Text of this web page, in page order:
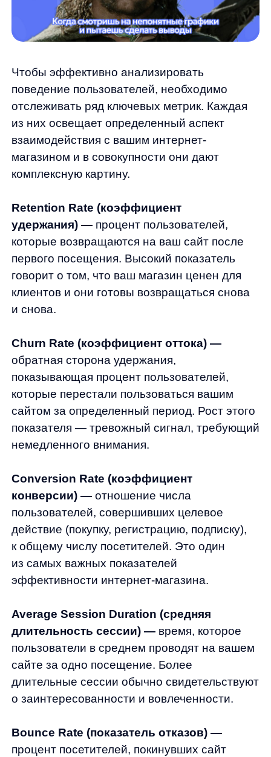
пользователей, совершивших целевое
действие (покупку, регистрацию, подписку),
к общему числу посетителей. Это один
Average Session Duration (средняя
длительность сессии) —время, которое
пользователи в среднем проводят на вашем
сайте за одно посещение. Более
длительные сессии обычно свидетельствуют
о заинтересованности и вовлеченности.
процент посетителей, покинувших сайт
после просмотра только одной страницы.
Высокий показатель может говорить
о несоответствии контента ожиданиям
пользователей или проблемах с юзабилити.
Net Promoter Score (NPS) —индекс
дающий представление об общем
впечатлении пользователей.
Важно понимать, что ни одна метрика
в отдельности не даст полной картины.
Например, высокий показатель отказов
может быть нормальным для страниц, где
пользователь получает всю необходимую
сессии может свидетельствовать
не о заинтересованности, а о сложности
навигации.
интернет-магазин
одежды заметил резкий рост показателя
других метрик показал, что
одновременно снизилась конверсия